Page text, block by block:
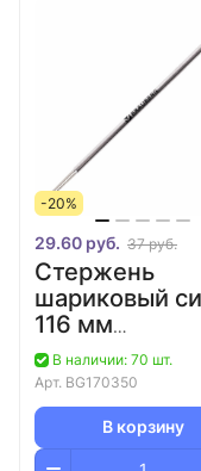
-20%
29.60 руб. 37 руб.
Стержень
шариковый
116 мм
корпус для
с поворотным
механизмом
BRAUBERG/20
В наличии: 70 шт.
Арт. BG170350
В корзину